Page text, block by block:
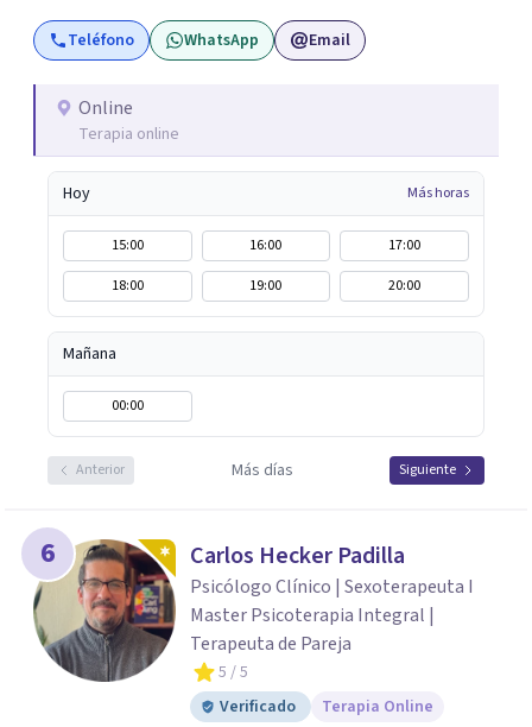
relacionarnos. Mi misión es ofrecer un espacio de
acompañamiento en salud mental basado en la
cada persona. Integro conocimientos y herramientas de
la psicología con un enfoque informado en trauma para
ayudar a mis clientes a comprender sus conflictos
internos, fortalecer sus recursos personales, desarrollar
nuevas estrategias de afrontamiento y avanzar con
mayor claridad, resiliencia y bienestar. Creo
profundamente en la autoconciencia como un camino
fundamental para la transformación personal y para
construir una vida más auténtica y significativa.
Teléfono WhatsApp Email
Online
Terapia online
Hoy Más horas
15:00 16:00
17:00
18:00
19:00 20:00
Mañana
00:00
Anterior Más días Siguiente
6 Carlos Hecker Padilla
Psicólogo Clínico | Sexoterapeuta I
Master Psicoterapia Integral |
Terapeuta de Pareja
5 / 5
Verificado
Terapia Online